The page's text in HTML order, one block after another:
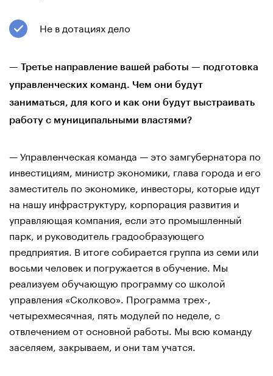
Не в дотациях дело
— Третье направление вашей работы — подготовка
управленческих команд. Чем они будут
заниматься, для кого и как они будут выстраивать
работу с муниципальными властями?
— Управленческая команда — это замгубернатора по
инвестициям, министр экономики, глава города и его
заместитель по экономике, инвесторы, которые идут
на нашу инфраструктуру, корпорация развития и
управляющая компания, если это промышленный
парк, и руководитель градообразующего
предприятия. В итоге собирается группа из семи или
восьми человек и погружается в обучение. Мы
реализуем обучающую программу со школой
управления «Сколково». Программа трех-,
четырехмесячная, пять модулей по неделе, с
отвлечением от основной работы. Мы всю команду
заселяем, закрываем, и они там учатся.